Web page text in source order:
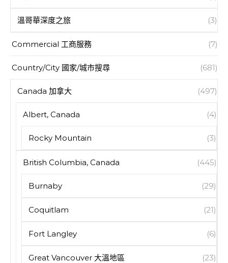
溫哥華深度之旅 (3)
Commercial 工商服務 (7)
Country/City 國家/城市搜尋 (681)
Canada 加拿大 (497)
Albert, Canada (4)
Rocky Mountain (3)
British Columbia, Canada (445)
Burnaby (29)
Coquitlam (21)
Fort Langley (6)
Great Vancouver 大溫地區 (23)